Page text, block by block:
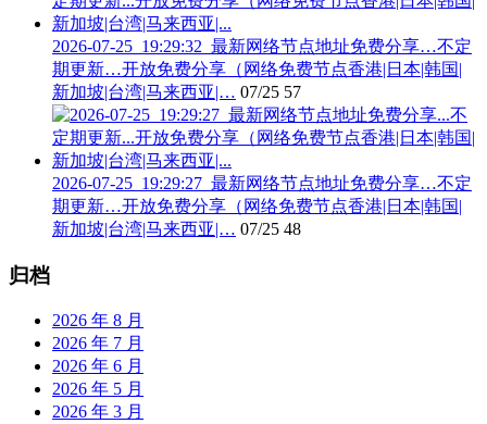
2026-07-25_19:29:32_最新网络节点地址免费分享…不定
期更新…开放免费分享（网络免费节点香港|日本|韩国|
新加坡|台湾|马来西亚|… 07/25 57
2026-07-25_19:29:27_最新网络节点地址免费分享…不定
期更新…开放免费分享（网络免费节点香港|日本|韩国|
新加坡|台湾|马来西亚|… 07/25 48
归档
2026 年 8 月
2026 年 7 月
2026 年 6 月
2026 年 5 月
2026 年 3 月